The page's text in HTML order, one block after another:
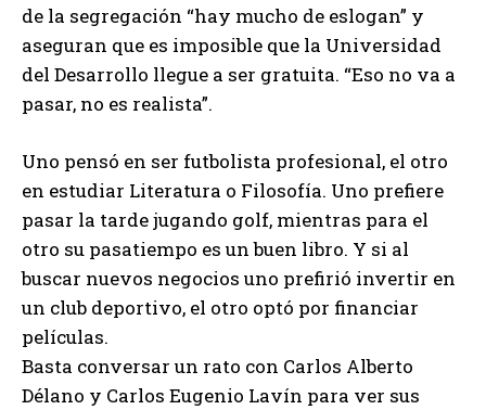
de la segregación “hay mucho de eslogan” y
aseguran que es imposible que la Universidad
del Desarrollo llegue a ser gratuita. “Eso no va a
pasar, no es realista”.
Uno pensó en ser futbolista profesional, el otro
en estudiar Literatura o Filosofía. Uno prefiere
pasar la tarde jugando golf, mientras para el
otro su pasatiempo es un buen libro. Y si al
buscar nuevos negocios uno prefirió invertir en
un club deportivo, el otro optó por financiar
películas.
Basta conversar un rato con Carlos Alberto
Délano y Carlos Eugenio Lavín para ver sus